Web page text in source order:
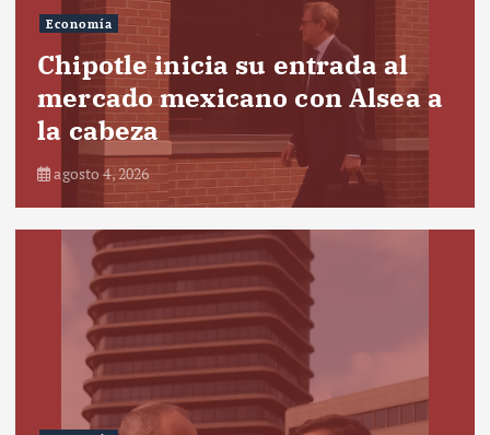
Economía
Chipotle inicia su entrada al
mercado mexicano con Alsea a
la cabeza
agosto 4, 2026